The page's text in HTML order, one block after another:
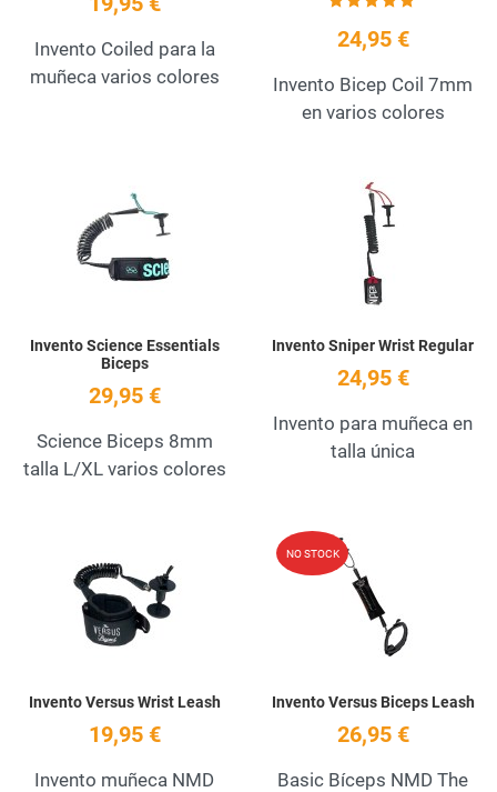
Invento Coiled para la
muñeca varios colores
24,95 €
Invento Bicep Coil 7mm
en varios colores
Invento Science Essentials
Biceps
29,95 €
Science Biceps 8mm
talla L/XL varios colores
Invento Sniper Wrist Regular
24,95 €
Invento para muñeca en
talla única
Add to Wishlist
Invento Versus Wrist Leash
19,95 €
Invento muñeca NMD
NO STOCK
Invento Versus Biceps Leash
26,95 €
Basic Bíceps NMD The